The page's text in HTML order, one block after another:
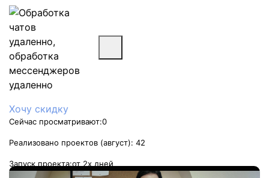
Хочу скидку
Сейчас просматривают:0
Реализовано проектов (август): 42
Запуск проекта:от 2х дней